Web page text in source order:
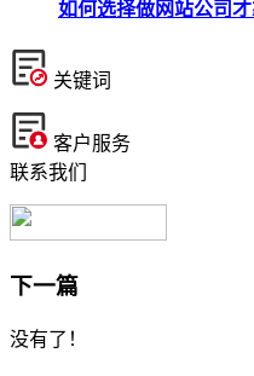
如何选择做网站公司才
关键词
客户服务
联系我们
下一篇
没有了！